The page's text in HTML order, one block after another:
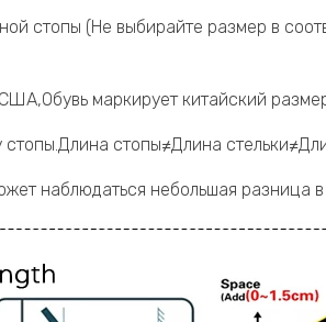
стопы (Не выбирайте размер в
маркирует китайский
стопы≠Длина
наблюдаться небольшая разница в